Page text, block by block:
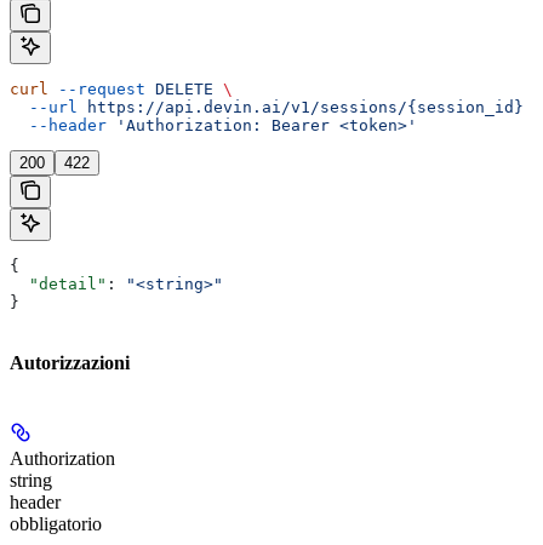
curl --request DELETE \
  --url
https://api.devin.ai/v1/sessions/{session_id}
  --header
'Authorization: Bearer <token>'
200 422
{
  "detail"
:
"<string>"
}
Autorizzazioni
Authorization
string
header
obbligatorio